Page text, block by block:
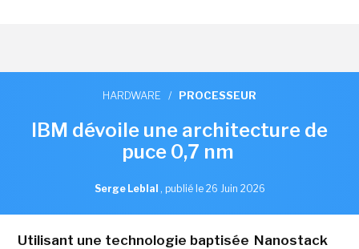
HARDWARE / PROCESSEUR
IBM dévoile une architecture de
puce 0,7 nm
Serge Leblal , publié le 26 Juin 2026
Utilisant une technologie baptisée Nanostack